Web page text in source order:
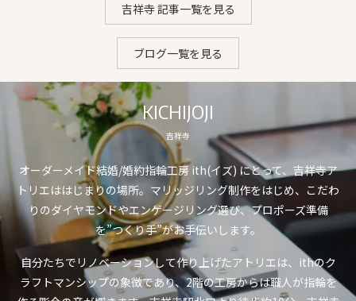
吉祥寺 記事一覧を見る
ブログ一覧を見る
KICHIJOJI
吉祥寺
オーダーメイド結婚/婚約指輪工房 ith(イズ) にとって、吉祥寺ア
トリエははじまりの場所。マリッジリング制作をはじめ、こだわ
りのダイヤモンドやエンゲージリング選び、プロポーズ準備
を”つくり手”がお手伝いします。
自分たちでリノベーションして作り上げたアトリエは、ithのク
ラフトマンシップの象徴であり、2階の工房からは職人が指輪を